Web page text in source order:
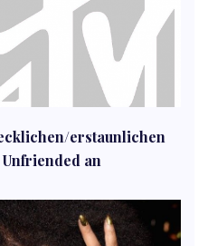
erstaunlichen
an